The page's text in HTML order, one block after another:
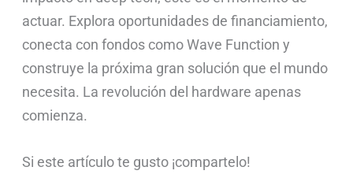
actuar. Explora oportunidades de financiamiento,
conecta con fondos como Wave Function y
construye la próxima gran solución que el mundo
necesita. La revolución del hardware apenas
comienza.
Si este artículo te gusto ¡compartelo!